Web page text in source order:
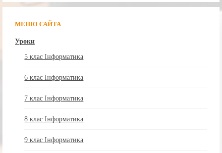
МЕНЮ САЙТА
Уроки
5 клас Інформатика
6 клас Інформатика
7 клас Інформатика
8 клас Інформатика
9 клас Інформатика